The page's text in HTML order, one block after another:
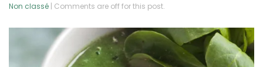
Non classé | Comments are off for this post.